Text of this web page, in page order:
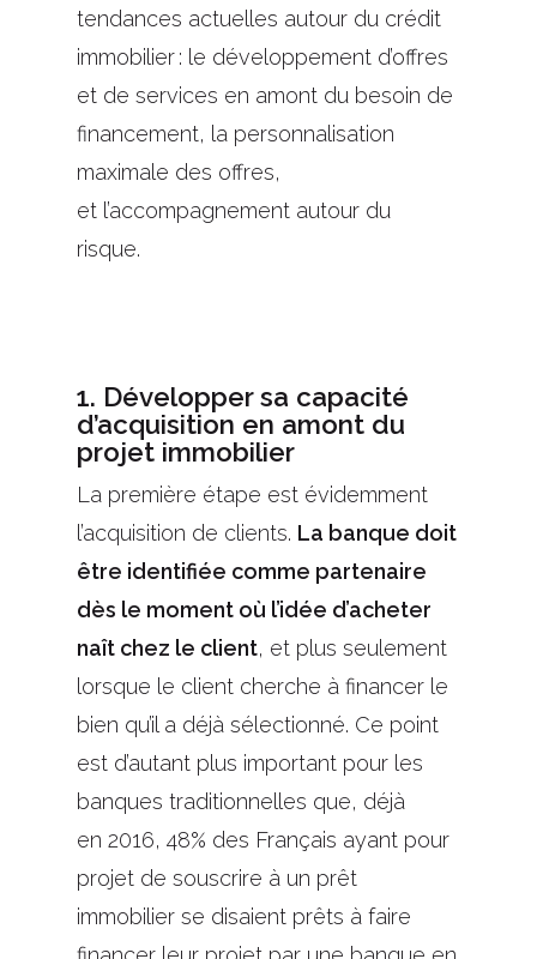
tendances actuelles autour du crédit
immobilier : le développement d’offres
et de services en amont du besoin de
financement, la personnalisation
maximale des offres,
et l’accompagnement autour du
risque.
1. Développer sa capacité
d’acquisition en amont du
projet immobilier
L a première étape est évidemment
l’acquisition de clients. La banque doit
être identifiée comme partenaire
dès le moment où l’idée d’acheter
naît chez le client, et plus seulement
lorsque le client cherche à financer le
bien qu’il a déjà sélectionné. Ce point
est d’autant plus important pour les
banques traditionnelles que, déjà
en 2016, 48% des Français ayant pour
projet de souscrire à un prêt
immobilier se disaient prêts à faire